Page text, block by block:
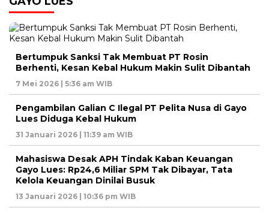
Bertumpuk Sanksi Tak Membuat PT Rosin
Berhenti, Kesan Kebal Hukum Makin Sulit Dibantah
7 Mei 2026 | 5:36 am WIB
Pengambilan Galian C Ilegal PT Pelita Nusa di Gayo
Lues Diduga Kebal Hukum
31 Januari 2026 | 11:39 am WIB
Mahasiswa Desak APH Tindak Kaban Keuangan
Gayo Lues: Rp24,6 Miliar SPM Tak Dibayar, Tata
Kelola Keuangan Dinilai Busuk
13 Januari 2026 | 10:36 pm WIB